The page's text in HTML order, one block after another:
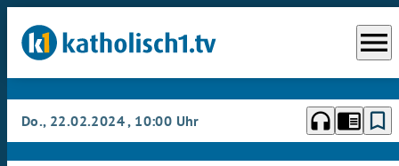
menu
Do., 22.02.2024, 10:00 Uhr headphones chrome_reader_mode bookmark_border